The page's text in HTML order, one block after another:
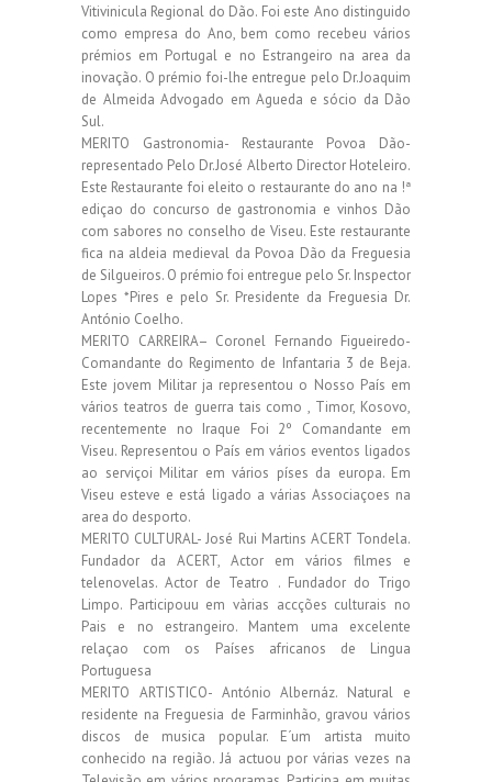
Vitivinicula Regional do Dão. Foi este Ano distinguido
como empresa do Ano, bem como recebeu vários
prémios em Portugal e no Estrangeiro na area da
inovação. O prémio foi-lhe entregue pelo Dr.Joaquim
de Almeida Advogado em Agueda e sócio da Dão
Sul.
MERITO Gastronomia- Restaurante Povoa Dão-
representado Pelo Dr.José Alberto Director Hoteleiro.
Este Restaurante foi eleito o restaurante do ano na !ª
ediçao do concurso de gastronomia e vinhos Dão
com sabores no conselho de Viseu. Este restaurante
fica na aldeia medieval da Povoa Dão da Freguesia
de Silgueiros. O prémio foi entregue pelo Sr. Inspector
Lopes *Pires e pelo Sr. Presidente da Freguesia Dr.
António Coelho.
MERITO CARREIRA– Coronel Fernando Figueiredo-
Comandante do Regimento de Infantaria 3 de Beja.
Este jovem Militar ja representou o Nosso País em
vários teatros de guerra tais como , Timor, Kosovo,
recentemente no Iraque Foi 2º Comandante em
Viseu. Representou o País em vários eventos ligados
ao serviçoi Militar em vários píses da europa. Em
Viseu esteve e está ligado a várias Associaçoes na
area do desporto.
MERITO CULTURAL- José Rui Martins ACERT Tondela.
Fundador da ACERT, Actor em vários filmes e
telenovelas. Actor de Teatro . Fundador do Trigo
Limpo. Participouu em vàrias accções culturais no
Pais e no estrangeiro. Mantem uma excelente
relaçao com os Países africanos de Lingua
Portuguesa
MERITO ARTISTICO- António Albernáz. Natural e
residente na Freguesia de Farminhão, gravou vários
discos de musica popular. E´um artista muito
conhecido na região. Já actuou por várias vezes na